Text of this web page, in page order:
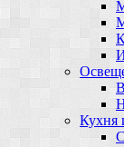
Кухня